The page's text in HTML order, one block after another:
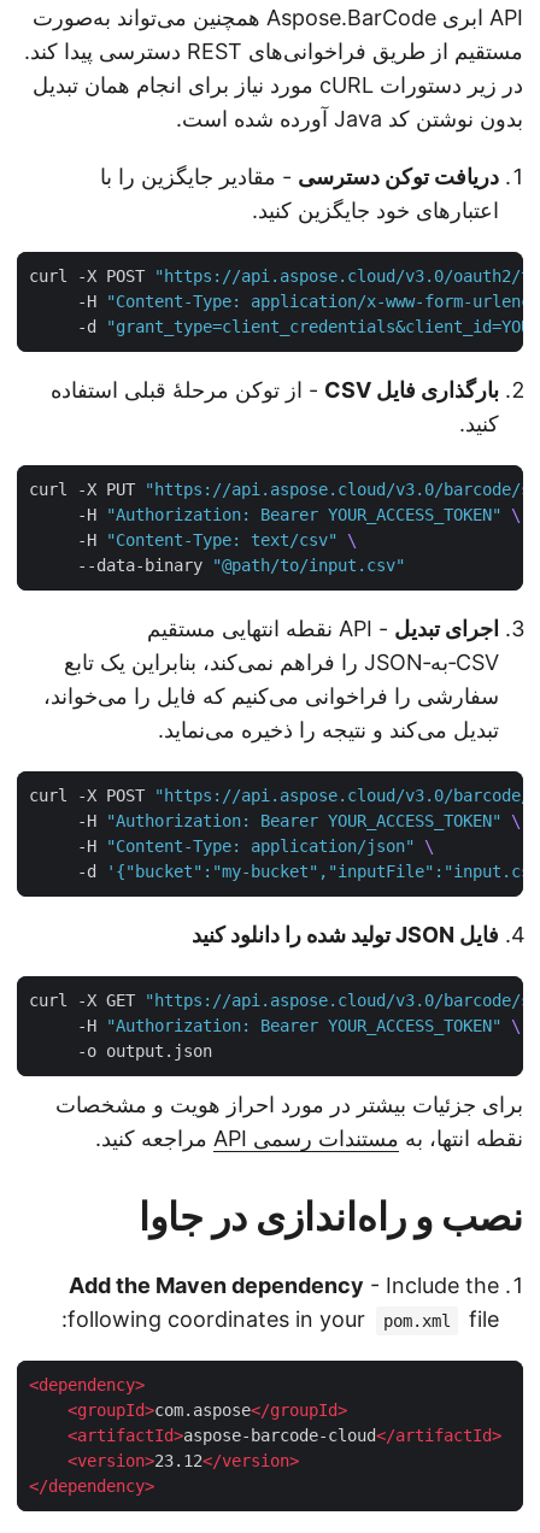
API ابری Aspose.BarCode همچنین می‌تواند به‌صورت
مستقیم از طریق فراخوانی‌های REST دسترسی پیدا کند.
در زیر دستورات cURL مورد نیاز برای انجام همان تبدیل
بدون نوشتن کد Java آورده شده است.
دریافت توکن دسترسی- مقادیر جایگزین را با
اعتبارهای خود جایگزین کنید.
curl -X POST "https://api.aspose.cloud/v3.0/oauth2/
     -H
"Content-Type: application/x-www-form-
     -d
بارگذاری فایل CSV
- از توکن مرحلهٔ قبلی استفاده
کنید.
curl -X PUT "https://api.aspose.cloud/v3.0/
     -H
"Authorization: Bearer YOUR_ACCESS_TOKEN"
     -H
"Content-Type: text/csv"
     --data-binary
"@path/to/input.csv"
اجرای تبدیل
- API نقطه انتهایی مستقیم
CSV‑به‑JSON را فراهم نمی‌کند، بنابراین یک تابع
سفارشی را فراخوانی می‌کنیم که فایل را می‌خواند،
تبدیل می‌کند و نتیجه را ذخیره می‌نماید.
curl -X POST "https://api.aspose.cloud/v3.0/
     -H
"Authorization: Bearer YOUR_ACCESS_TOKEN"
     -H
"Content-Type: application/json"
     -d
'{"bucket":"my-
فایل JSON تولید شده را دانلود کنید
curl -X GET "https://api.aspose.cloud/v3.0/
     -H
"Authorization: Bearer YOUR_ACCESS_TOKEN"
برای جزئیات بیشتر در مورد احراز هویت و مشخصات
نقطه انتها، بهمستندات رسمی API مراجعه کنید.
نصب و راه‌اندازی در جاوا
Add the Maven dependency- Include the
following coordinates in your
pom.xml file:
<dependency
<groupId>com.aspose</groupId
<artifactId>aspose-barcode-cloud</artifactId
<version>23.12</version
</dependency